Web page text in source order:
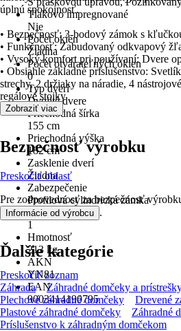
Tlakovo impregnované
Nie
Počet okien
Žiadna
Počet otvárateľných okien
0
Typ dverí
Dvojité dvere
Priechodná šírka
155 cm
Priechodná výška
182 cm
Zasklenie dverí
Žiadna
Zabezpečenie
Profilová cylindrická zámka
Počet miestností
1
Hmotnosť
213 kg
AKN
YN81
EAN
9003414190795
úplnú spokojnosť.
• Bezpečnosť: 3-bodový zámok s
• Funkčnosť: Zabudovaný odkvapový
• Vysoký komfort pri používaní: Dvere
• Obsiahle základné príslušenstvo:
strechy, 2 držiaky na náradie, 4
regálové stojky
Zobraziť viac
Bezpečnosť výrobku
Preskočiť oblasť
Pre zodpovednosť za bezpečnosť
Informácie od výrobcu .
Ďalšie kategórie
Preskočiť zoznam
Záhrada
Záhradné domčeky a
Plechové záhradné domčeky
Drevené
Plastové záhradné domčeky
Záhradné
Príslušenstvo k záhradným domčekom